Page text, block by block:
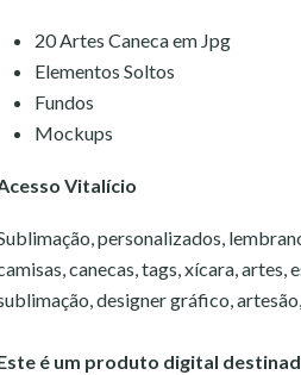
20 Artes Caneca em Jpg
Elementos Soltos
Fundos
Mockups
Vitalício
personalizados,
canecas, tags, xícara, artes,
designer gráfico,
é um produto digital